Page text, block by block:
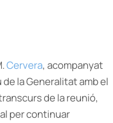
Cervera, acompanyat
de la Generalitat amb el
de la reunió,
per continuar